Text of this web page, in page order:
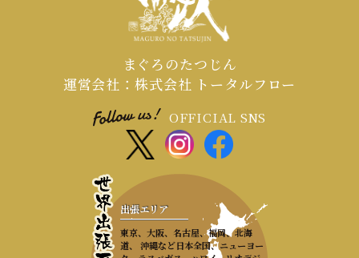
まぐろのたつじん
運営会社：株式会社 トータルフロー
OFFICIAL SNS
出張エリア
東京、大阪、名古屋、福岡、北海
道、 沖縄など日本全国、ニューヨー